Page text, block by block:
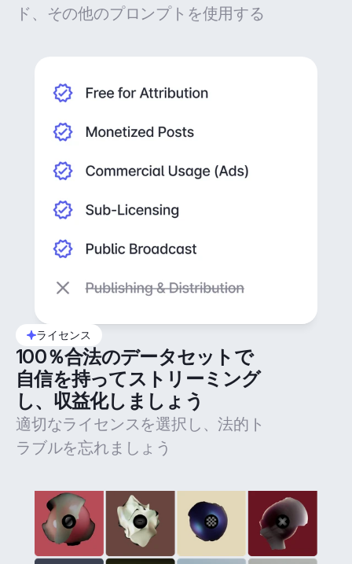
ド、その他のプロンプトを使用する
ライセンス
100％合法のデータセットで
自信を持ってストリーミング
し、収益化しましょう
適切なライセンスを選択し、法的ト
ラブルを忘れましょう